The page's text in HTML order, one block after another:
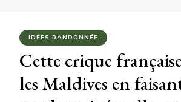
IDÉES RANDONNÉE
Cette crique
les Maldives en